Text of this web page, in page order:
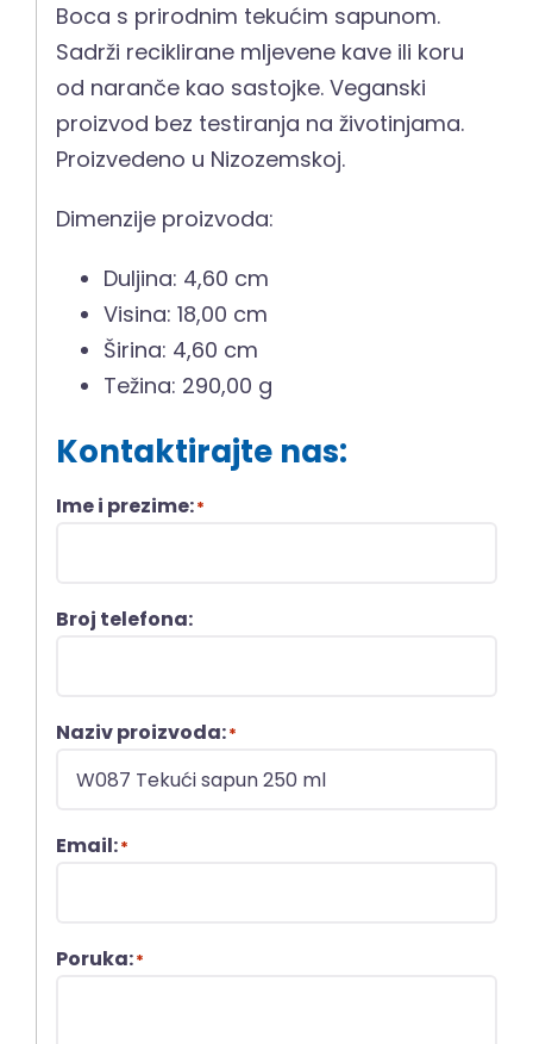
Boca s prirodnim tekućim sapunom.
Sadrži reciklirane mljevene kave ili koru
od naranče kao sastojke. Veganski
proizvod bez testiranja na životinjama.
Proizvedeno u Nizozemskoj.
Dimenzije proizvoda:
Duljina: 4,60 cm
Visina: 18,00 cm
Širina: 4,60 cm
Težina: 290,00 g
Kontaktirajte nas:
Ime i prezime:*
Broj telefona:
Naziv proizvoda:*
Email:*
Poruka:*